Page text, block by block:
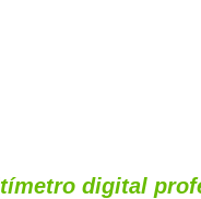
digital